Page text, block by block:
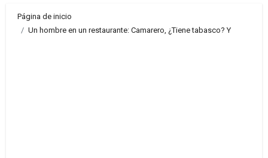
Página de inicio
Un hombre en un restaurante: Camarero, ¿Tiene tabasco? Y